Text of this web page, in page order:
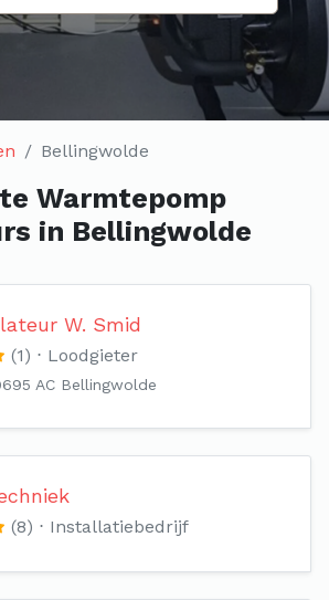
Bellingwolde
Warmtepomp
in Bellingwolde
W. Smid
(1) Loodgieter
AC Bellingwolde
(8) Installatiebedrijf